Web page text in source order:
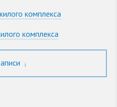
комплекса
комплекса